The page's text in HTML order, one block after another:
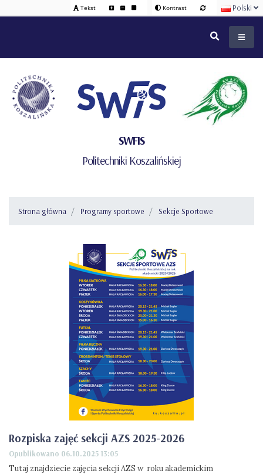
Tekst Kontrast Polski
SWFIS
Politechniki Koszalińskiej
Strona główna Programy sportowe Sekcje Sportowe
Rozpiska zajęć sekcji AZS 2025-2026
Opublikowano 06.10.2025 13:05
Tutaj znajdziecie zajęcia sekcji AZS w roku akademickim